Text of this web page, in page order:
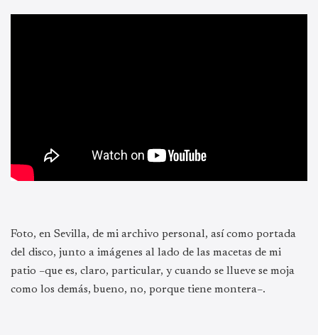
Foto, en Sevilla, de mi archivo personal, así como portada
del disco, junto a imágenes al lado de las macetas de mi
patio –que es, claro, particular, y cuando se llueve se moja
como los demás, bueno, no, porque tiene montera–.